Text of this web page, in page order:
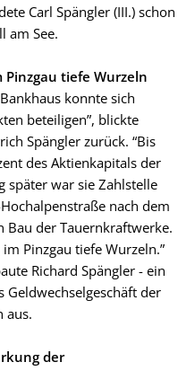
Carl Spängler (III.) schon
am See.
Pinzgau tiefe Wurzeln
konnte sich
beteiligen”, blickte
Spängler zurück. “Bis
des Aktienkapitals der
später war sie Zahlstelle
nach dem
Bau der Tauernkraftwerke.
Pinzgau tiefe Wurzeln.”
Richard Spängler - ein
Geldwechselgeschäft der
aus.
der